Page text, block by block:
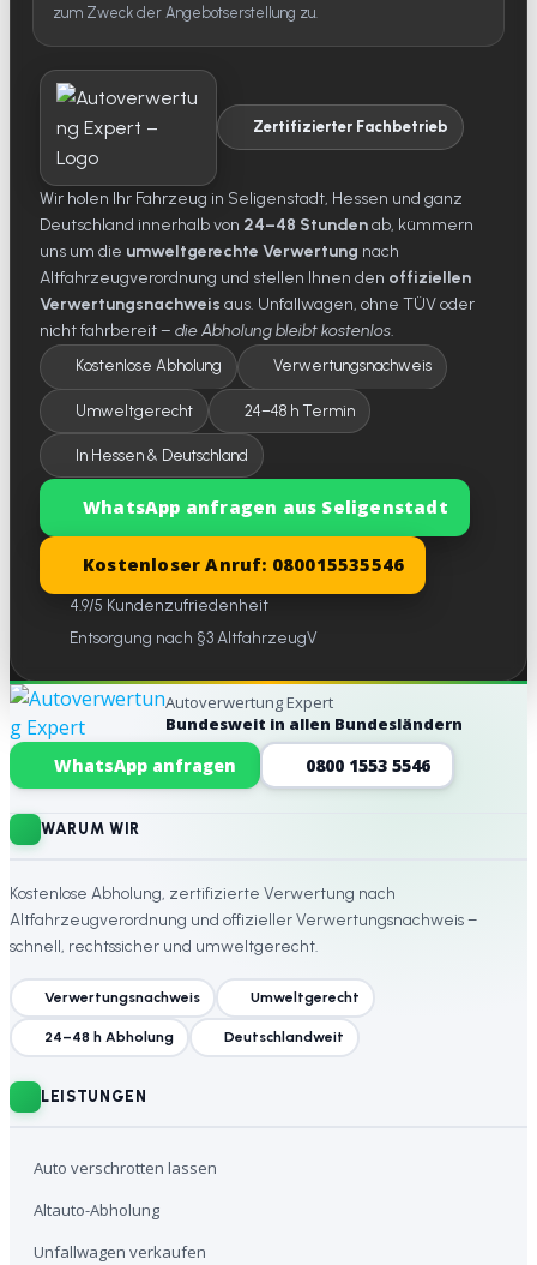
zum Zweck der Angebotserstellung zu.
Zertifizierter Fachbetrieb
Wir holen Ihr Fahrzeug in Seligenstadt, Hessen und ganz
Deutschland innerhalb von 24–48 Stundenab, kümmern
uns um die umweltgerechte Verwertung nach
Altfahrzeugverordnung und stellen Ihnen den offiziellen
Verwertungsnachweis aus. Unfallwagen, ohne TÜV oder
nicht fahrbereit – die Abholung bleibt kostenlos.
Kostenlose Abholung Verwertungsnachweis
Umweltgerecht 24–48 h Termin
In Hessen & Deutschland
WhatsApp anfragen aus Seligenstadt
Kostenloser Anruf: 080015535546
4.9/5 Kundenzufriedenheit
Entsorgung nach §3 AltfahrzeugV
Website-Footer
Autoverwertung Expert
Bundesweit in allen Bundesländern
WhatsApp anfragen 0800 1553 5546
WARUM WIR
Kostenlose Abholung, zertifizierte Verwertung nach
Altfahrzeugverordnung und offizieller Verwertungsnachweis –
schnell, rechtssicher und umweltgerecht.
Verwertungsnachweis Umweltgerecht
24–48 h Abholung Deutschlandweit
LEISTUNGEN
Auto verschrotten lassen
Altauto-Abholung
Unfallwagen verkaufen